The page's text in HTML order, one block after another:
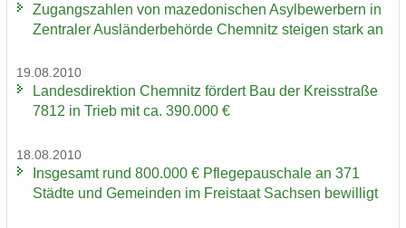
Zu­gangs­zah­len von ma­ze­do­ni­schen Asyl­be­wer­bern in
Zen­tra­ler Aus­län­der­be­hör­de Chem­nitz stei­gen stark an
19.08.2010
Lan­des­di­rek­ti­on Chem­nitz för­dert Bau der Kreis­stra­ße
7812 in Trieb mit ca. 390.000 €
18.08.2010
Ins­ge­samt rund 800.000 € Pfle­ge­pau­scha­le an 371
Städ­te und Ge­mein­den im Frei­staat Sach­sen be­wil­ligt